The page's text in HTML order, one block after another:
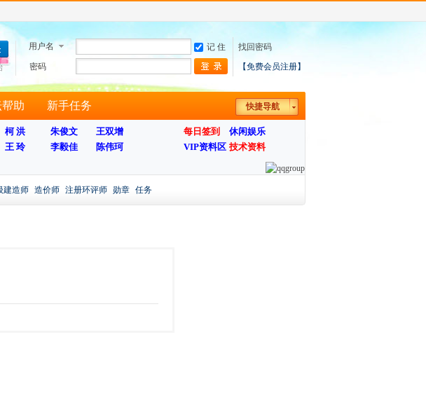
用户名 记 住
找回密码
密码
【免费会员注册】
快捷导航
助 新手任务
柯 洪 朱俊文
王双增
王 玲
李毅佳 陈伟珂
每日签到
休闲娱乐
VIP资料区 技术资料
建造师 造价师 注册环评师 勋章 任务